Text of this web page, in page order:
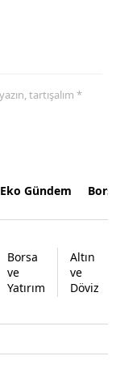
tartışalım *
Eko Gündem
Borsa
ve
Yatırım
Altın
ve
Döviz